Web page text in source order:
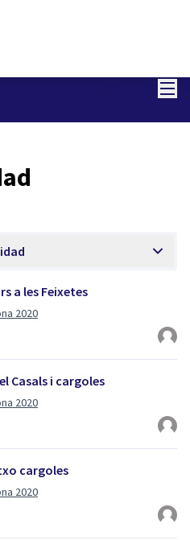
a les Feixetes
2020
Casals i cargoles
2020
cargoles
2020